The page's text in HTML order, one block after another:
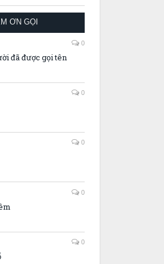
ƠN GỌI
0
đã được gọi tên
0
0
0
0